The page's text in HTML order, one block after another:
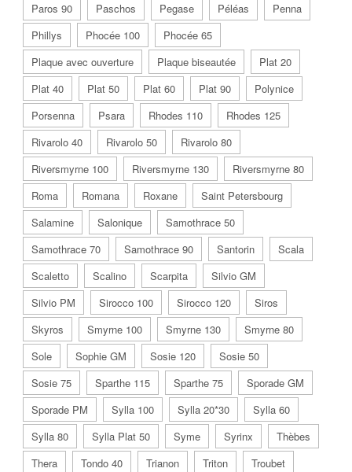
Paros 90
Paschos Pegase Péléas
Penna
Phillys
Phocée 100
Phocée 65
Plaque avec ouverture
Plaque biseautée
Plat 20
Plat 40
Plat 50 Plat 60 Plat 90
Polynice
Porsenna
Psara Rhodes 110
Rhodes 125
Rivarolo 40
Rivarolo 50
Rivarolo 80
Riversmyrne 100
Riversmyrne 130
Riversmyrne 80
Roma
Romana Roxane
Saint Petersbourg
Salamine
Salonique
Samothrace 50
Samothrace 70
Samothrace 90 Santorin
Scala
Scaletto
Scalino Scarpita
Silvio GM
Silvio PM
Sirocco 100 Sirocco 120
Siros
Skyros
Smyrne 100 Smyrne 130
Smyrne 80
Sole
Sophie GM Sosie 120
Sosie 50
Sosie 75
Sparthe 115 Sparthe 75
Sporade GM
Sporade PM
Sylla 100 Sylla 20*30
Sylla 60
Sylla 80
Sylla Plat 50 Syme Syrinx
Thèbes
Thera
Tondo 40 Trianon Triton
Troubet